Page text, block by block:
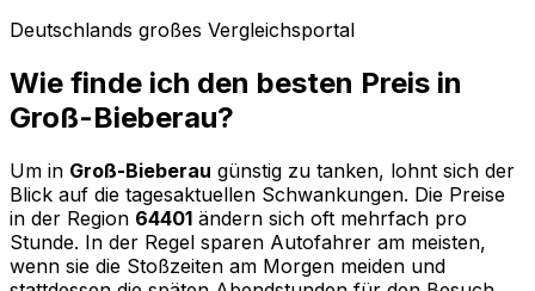
Deutschlands großes Vergleichsportal
Wie finde ich den besten Preis in
Groß-Bieberau?
Um in Groß-Bieberau günstig zu tanken, lohnt sich der
Blick auf die tagesaktuellen Schwankungen. Die Preise
in der Region 64401 ändern sich oft mehrfach pro
Stunde. In der Regel sparen Autofahrer am meisten,
wenn sie die Stoßzeiten am Morgen meiden und